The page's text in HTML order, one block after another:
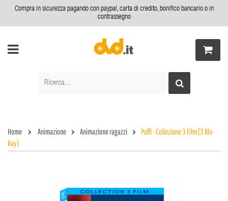
Compra in sicurezza pagando con paypal, carta di credito, bonifico bancario o in
contrassegno
Home Animazione Animazione ragazzi
Puffi - Collezione 3 Film (3 Blu-
Ray)